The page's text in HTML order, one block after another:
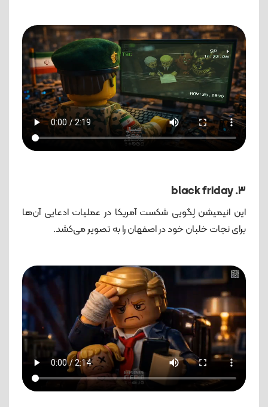
3. black friday
این انیمیشن لِگویی شکست آمریکا در عملیات ادعایی آن‌ها
برای نجات خلبان خود در اصفهان را به تصویر می‌کشد.